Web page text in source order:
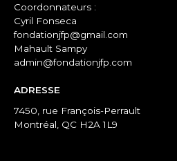
Coordonnateurs :
Cyril Fonseca
fondationjfp@gmail.com
Mahault Sampy
admin@fondationjfp.com
ADRESSE
7450, rue François-Perrault
Montréal, QC H2A 1L9